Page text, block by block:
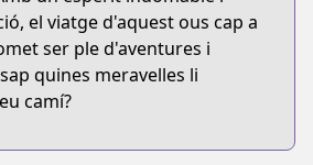
el viatge d'aquest ous cap a
ser ple d'aventures i
quines meravelles li
camí?